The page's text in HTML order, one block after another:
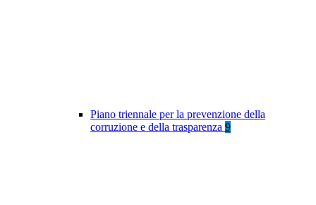
Piano triennale per la prevenzione della
corruzione e della trasparenza 9